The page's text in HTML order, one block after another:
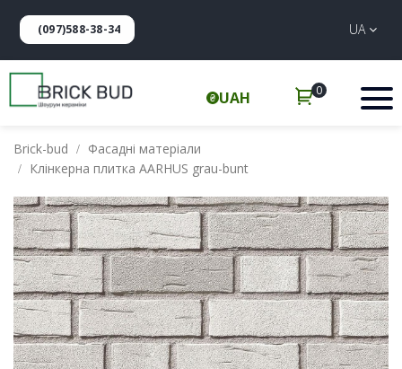
(097)588-38-34 UA
UAH 0
Brick-bud
Фасадні матеріали
Клінкерна плитка AARHUS grau-bunt